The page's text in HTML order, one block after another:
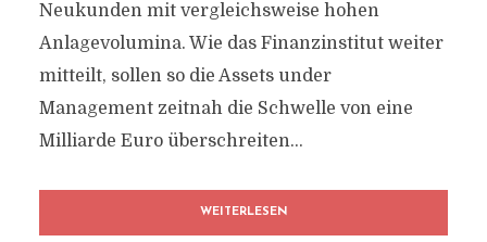
Neukunden mit vergleichsweise hohen
Anlagevolumina. Wie das Finanzinstitut weiter
mitteilt, sollen so die Assets under
Management zeitnah die Schwelle von eine
Milliarde Euro überschreiten...
WEITERLESEN